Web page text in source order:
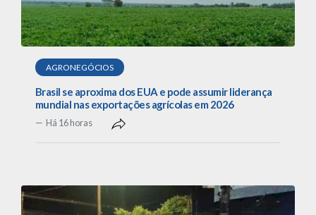
AGRONEGÓCIOS
Brasil se aproxima dos EUA e pode assumir liderança
mundial nas exportações agrícolas em 2026
Há 16 horas